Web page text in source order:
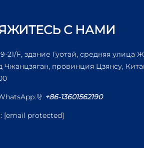
С НАМИ
21/F, здание Гуотай, средняя улица
Чжанцзяган, провинция Цзянсу,
+86-13601562190
[email protected]